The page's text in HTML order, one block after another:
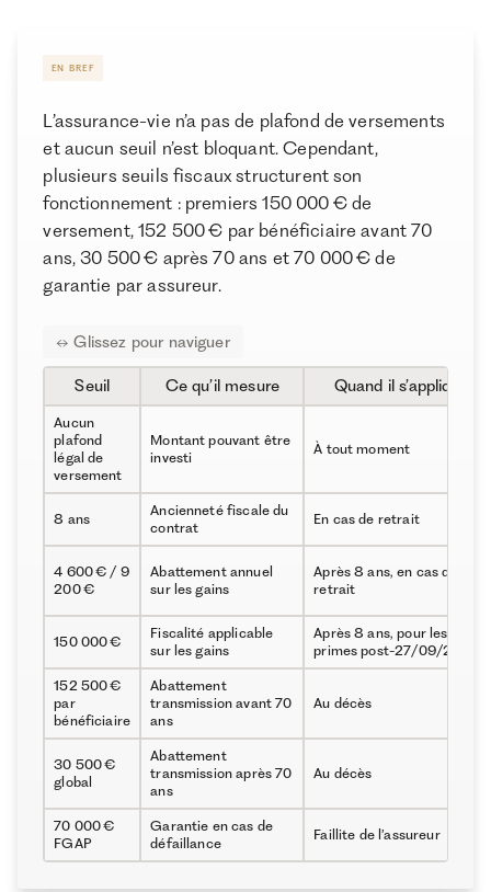
Plafond assurance vie après 70 ans
Limites du traitement hors succession de l’assurance-
vie
Plafond garantie assurance vie : que couvre le FGAP ?
Quelles dates compliquent la lecture des “plafonds”
en assurance-vie ?
À propos de Ramify
Ramify est l’alternative digitale à la banque privée.
rigoureuse des meilleurs produits du marché, dans
une logique de performance à long terme.
EN BREF
L’assurance-vie n’a pas de plafond de versements
et aucun seuil n’est bloquant. Cependant,
plusieurs seuils fiscaux structurent son
fonctionnement : premiers 150 000 € de
versement, 152 500 € par bénéficiaire avant 70
ans, 30 500 € après 70 ans et 70 000 € de
garantie par assureur.
Seuil Ce qu’il mesure Quand il s’applique
Aucun
plafond
légal de
versement
Montant pouvant être
investi
À tout moment
8 ans
Ancienneté fiscale du
contrat
En cas de retrait
4 600 € / 9
200 €
Abattement annuel
sur les gains
Après 8 ans, en cas de
retrait
150 000 €
Fiscalité applicable
sur les gains
Après 8 ans, pour les
primes post-27/09/2017
152 500 €
par
bénéficiaire
Abattement
transmission avant 70
ans
Au décès
30 500 €
global
Abattement
transmission après 70
ans
Au décès
70 000 €
FGAP
Garantie en cas de
défaillance
Faillite de l’assureur